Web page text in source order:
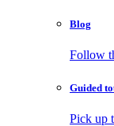
Blog
Follow
Guided
Pick up